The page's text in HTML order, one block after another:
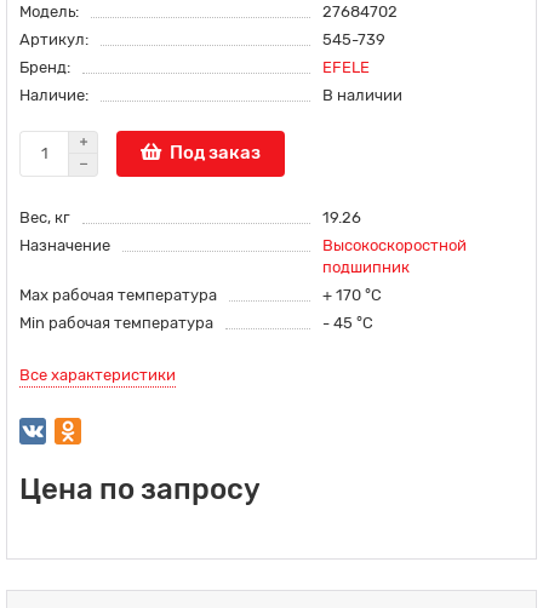
Модель:
27684702
Артикул:
545-739
Бренд:
EFELE
Наличие:
В наличии
Под заказ
Вес, кг
19.26
Назначение
Высокоскоростной
подшипник
Max рабочая температура
+ 170 °С
Min рабочая температура
- 45 °С
Все характеристики
Цена по запросу